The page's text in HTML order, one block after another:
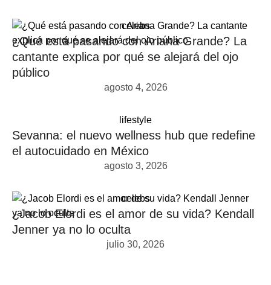
celebs
¿Qué está pasando con Ariana Grande? La
cantante explica por qué se alejará del ojo
público
agosto 4, 2026
lifestyle
Sevanna: el nuevo wellness hub que redefine
el autocuidado en México
agosto 3, 2026
celebs
¿Jacob Elordi es el amor de su vida? Kendall
Jenner ya no lo oculta
julio 30, 2026